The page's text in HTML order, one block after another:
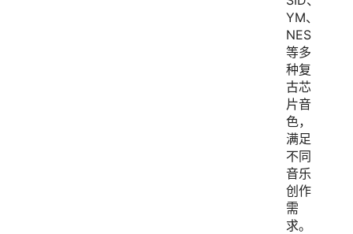
YM、
NES
等多
种复
古芯
片音
色，
满足
不同
音乐
创作
需
求。